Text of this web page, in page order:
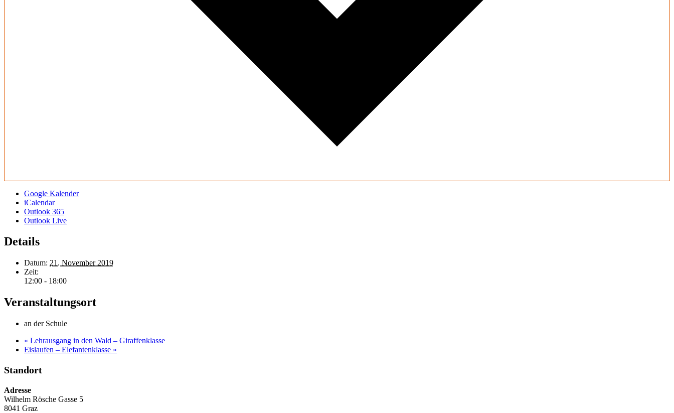
Google Kalender
iCalendar
Outlook 365
Outlook Live
Details
Datum: 21. November 2019
Zeit:
12:00 - 18:00
Veranstaltungsort
an der Schule
« Lehrausgang in den Wald – Giraffenklasse
Eislaufen – Elefantenklasse »
Standort
Adresse
Wilhelm Rösche Gasse 5
8041 Graz